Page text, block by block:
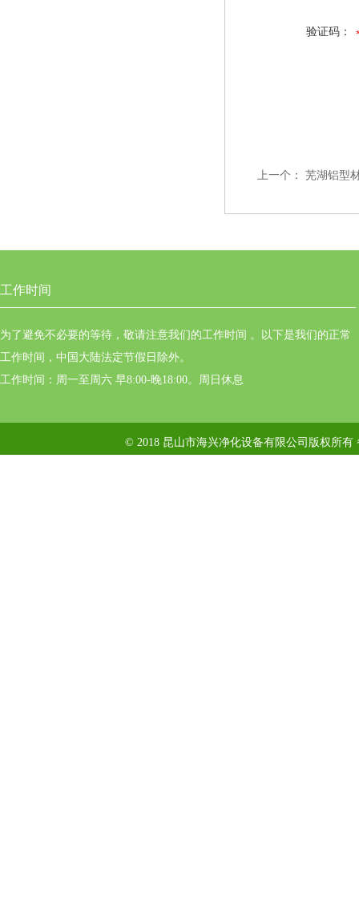
验证码：
上一个： 芜湖铝型
工作时间
为了避免不必要的等待，敬请注意我们的工作时间 。以下是我们的正常
工作时间，中国大陆法定节假日除外。
工作时间：周一至周六 早8:00-晚18:00。周日休息
© 2018 昆山市海兴净化设备有限公司版权所有